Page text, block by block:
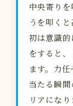
中央寄り
うを叩く
初は意識
をすると
ます。力
当たる瞬
リアになり